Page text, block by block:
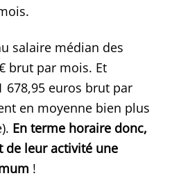
salaire médian des
brut par mois. Et
678,95 euros brut par
en moyenne bien plus
En terme horaire donc,
de leur activité une
!